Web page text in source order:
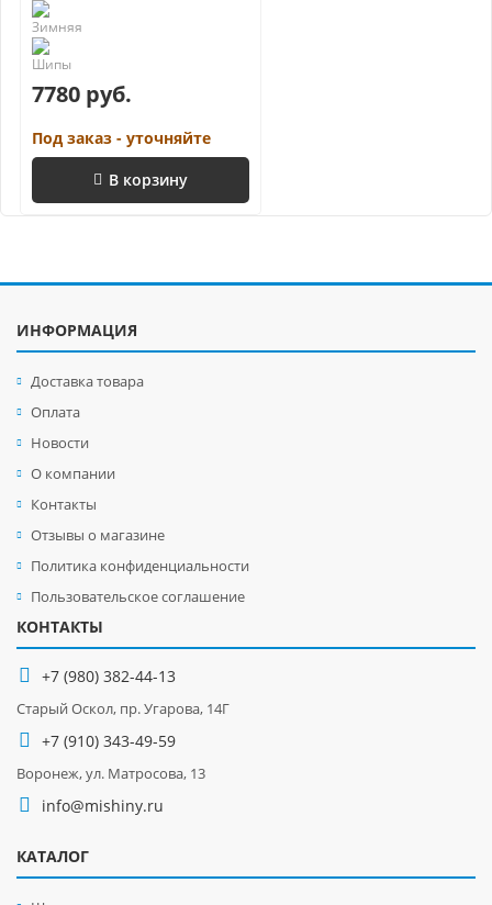
7780 руб.
Под заказ - уточняйте
В корзину
ИНФОРМАЦИЯ
Доставка товара
Оплата
Новости
О компании
Контакты
Отзывы о магазине
Политика конфиденциальности
Пользовательское соглашение
КОНТАКТЫ
+7 (980) 382-44-13
Старый Оскол, пр. Угарова, 14Г
+7 (910) 343-49-59
Воронеж, ул. Матросова, 13
info@mishiny.ru
КАТАЛОГ